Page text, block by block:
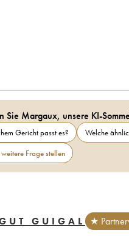
Sie Margaux, unsere KI-
Gericht passt es? Welche
Frage stellen
GUIGAL
★